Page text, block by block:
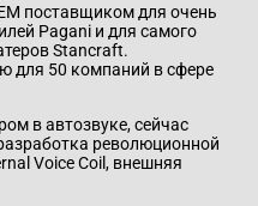
поставщиком для очень
Pagani и для самого
Stancraft.
для 50 компаний в сфере
в автозвуке, сейчас
революционной
Voice Coil, внешняя